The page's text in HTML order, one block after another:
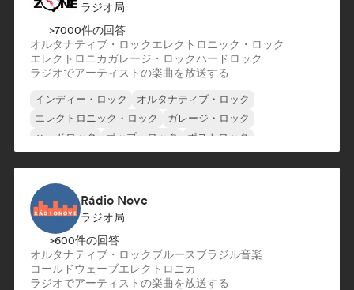
ラジオ局
>7000件の回答
オルタナティブ・ロックエレクトロニック・ロック
エレクトロニカガレージ・ロックハードロック
ラジオでアーティストの楽曲を放送する
インディー・ロック
オルタナティブ・ロック
エレクトロニック・ロック
ガレージ・ロック
ハードロック
ポップ・ロック
ポストロック
Rádio Nove
ラジオ局
>600件の回答
オルタナティブ・ロックブルースブラジル音楽
コールドウェーブエレクトロニカ
ラジオでアーティストの楽曲を放送する